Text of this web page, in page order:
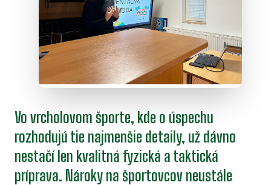
Vo vrcholovom športe, kde o úspechu
rozhodujú tie najmenšie detaily, už dávno
nestačí len kvalitná fyzická a taktická
príprava. Nároky na športovcov neustále